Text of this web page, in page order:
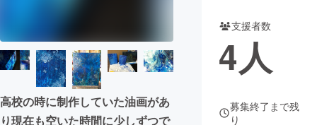
まちづくり・地域活性化
CAMPFIRE for Social Good CAMPFIRE Creation
CAMPFIREふるさと納税machi-ya コミュニティ
高校の時に制作していた油画があ
り現在も空いた時間に少しずつで
支援者数
4人
募集終了まで残
り